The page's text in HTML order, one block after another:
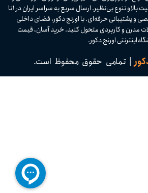
ابزارهای دکوراسیون داخلی با کیفیت بالا و تنوع بی‌نظیر. ارسال سریع به سراسر ایران در ۱ تا
و پشتیبانی حرفه‌ای. با اورنج دکور، فضای داخلی
مدرن و کاربردی متحول کنید. خرید آسان، قیمت
اینترنتی اورنج دکور.​​​​​​​
| تمامی حقوق محفوظ است.​​​​​​​